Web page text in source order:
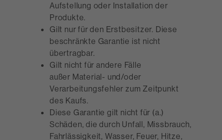
Aufstellung oder Installation der
Produkte.
Gilt nur für den Erstbesitzer. Diese
beschränkte Garantie ist nicht
übertragbar.
Gilt nicht für andere Fälle
außer Material- und/oder
Verarbeitungsfehler zum Zeitpunkt
des Kaufs.
Diese Garantie gilt nicht für (a.)
Schäden, die durch Unfall, Missbrauch,
Fahrlässigkeit, Wasser, Feuer, Hitze,